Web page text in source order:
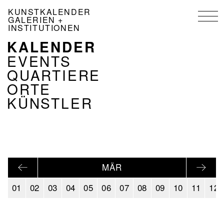
zum
Inhalt
KUNSTKALENDER
GALERIEN +
INSTITUTIONEN
NAVIGATION
KALENDER
DE
KALENDER
EVENTS
QUARTIERE
ORTE
KÜNSTLER
MÄR
01
02 03 04 05 06 07 08 09 10 11 12